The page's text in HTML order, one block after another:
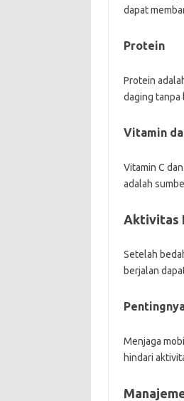
dapat
Protein
Protein
daging tanpa
Vitamin
Vitamin C
adalah
Aktivitas
Setelah
berjalan
Menjaga
hindari